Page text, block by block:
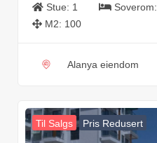
Stue: 1 Soverom:
M2: 100
Alanya eiendom
Til Salgs Pris Redusert